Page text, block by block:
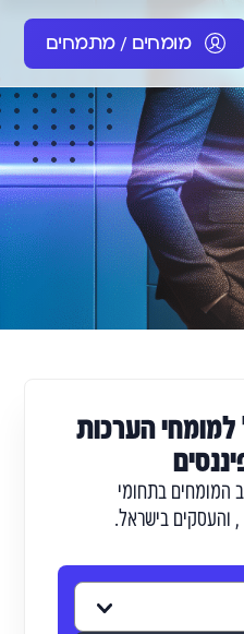
מומחים / מתמחים
למומחי הערכות
המומחים בתחומי
, והעסקים בישראל.